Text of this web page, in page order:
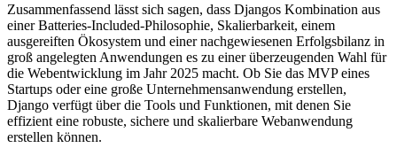
Zusammenfassend lässt sich sagen, dass Djangos Kombination aus
einer Batteries-Included-Philosophie, Skalierbarkeit, einem
ausgereiften Ökosystem und einer nachgewiesenen Erfolgsbilanz in
groß angelegten Anwendungen es zu einer überzeugenden Wahl für
die Webentwicklung im Jahr 2025 macht. Ob Sie das MVP eines
Startups oder eine große Unternehmensanwendung erstellen,
Django verfügt über die Tools und Funktionen, mit denen Sie
effizient eine robuste, sichere und skalierbare Webanwendung
erstellen können.